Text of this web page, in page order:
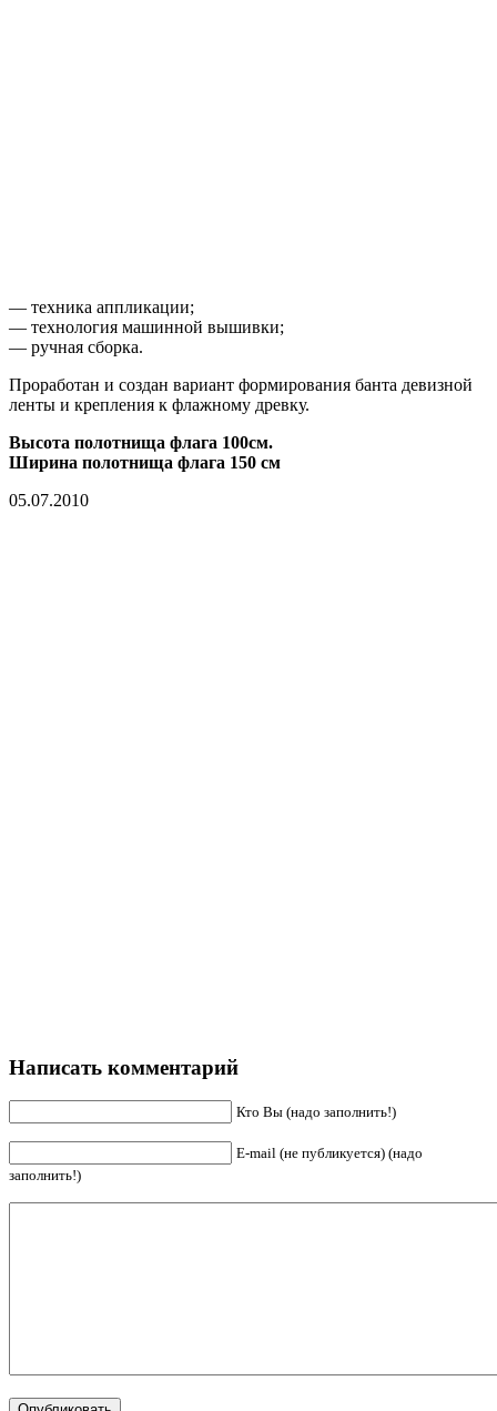
— техника аппликации;
— технология машинной вышивки;
— ручная сборка.
Проработан и создан вариант формирования банта девизной
ленты и крепления к флажному древку.
Высота полотнища флага 100см.
Ширина полотнища флага 150 см
05.07.2010
Написать комментарий
Кто Вы (надо заполнить!)
E-mail (не публикуется) (надо
заполнить!)